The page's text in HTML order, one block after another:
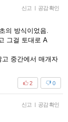
신고 | 공감 확인
의 방식이었음.
그걸 토대로 A
중간에서 매개자
0
2
신고 | 공감 확인